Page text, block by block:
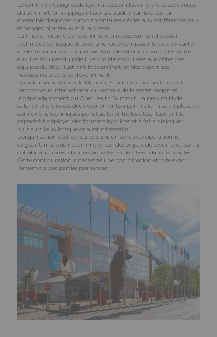
Le Centre de Congrès de Lyon a accueilli les différentes séquences
du sommet, en s’appuyant sur ses auditoriums et sur un
ensemble d’espaces complémentaires dédiés aux conférences, aux
échanges bilatéraux et à la presse.
La mise en œuvre de l’événement a reposé sur un dispositif
technique conséquent, avec une forte composante audiovisuelle
et des retransmissions permettant de relier plusieurs sites entre
eux. Les équipes du pôle Live ont été mobilisées aux côtés des
équipes du site, illustrant la coordination des expertises
nécessaires à ce type d’événement.
Dans le même temps, le Matmut Stadium a accueilli un autre
rendez-vous international du secteur de la santé, organisé
indépendamment du One Health Summit. La proximité de
calendrier entre ces deux événements a permis la mise en place de
connexions techniques ponctuelles entre les sites, illustrant la
capacité à déployer des formats hybrides et à faire dialoguer
plusieurs lieux lorsque cela est nécessaire.
L’organisation s’est déroulée dans un contexte opérationnel
exigeant, marqué notamment par des enjeux de sécurité et par la
cohabitation avec d’autres activités sur le site et dans le quartier.
Cette configuration a nécessité une coordination étroite avec
l’ensemble des parties prenantes.